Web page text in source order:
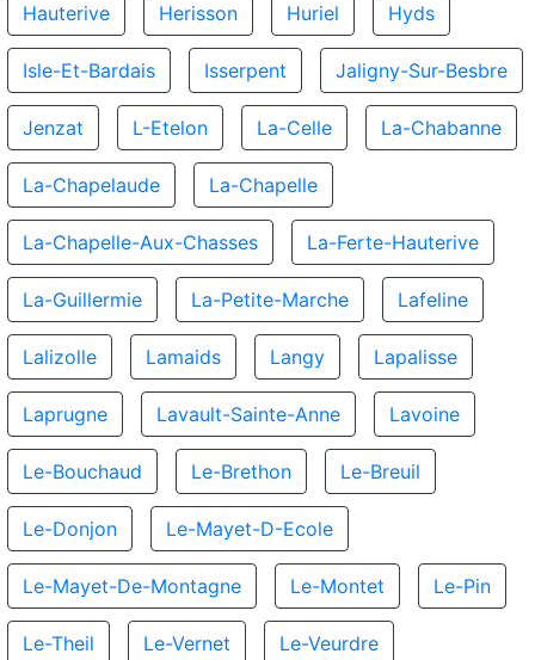
Hauterive Herisson Huriel Hyds
Isle-Et-Bardais Isserpent Jaligny-Sur-Besbre
Jenzat L-Etelon La-Celle La-Chabanne
La-Chapelaude La-Chapelle
La-Chapelle-Aux-Chasses La-Ferte-Hauterive
La-Guillermie La-Petite-Marche Lafeline
Lalizolle Lamaids Langy Lapalisse
Laprugne Lavault-Sainte-Anne Lavoine
Le-Bouchaud Le-Brethon Le-Breuil
Le-Donjon Le-Mayet-D-Ecole
Le-Mayet-De-Montagne Le-Montet Le-Pin
Le-Theil Le-Vernet Le-Veurdre